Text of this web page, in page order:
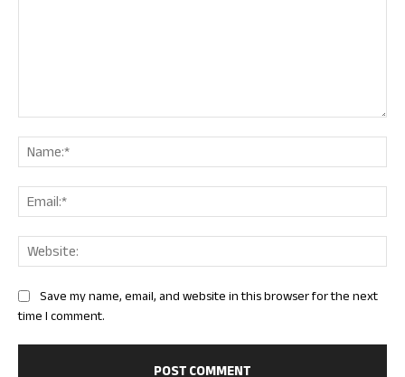
Save my name, email, and website in this browser for the next
time I comment.